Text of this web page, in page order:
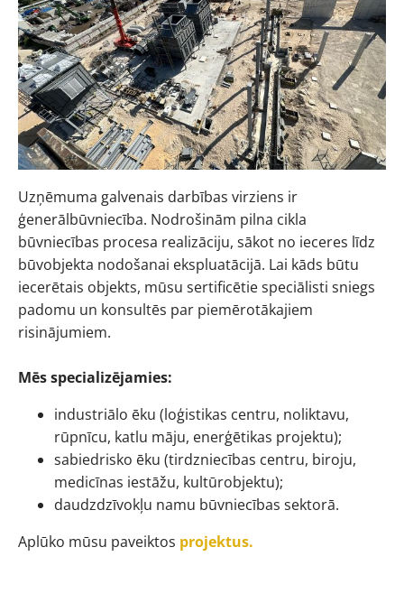
Uzņēmuma galvenais darbības virziens ir
ģenerālbūvniecība. Nodrošinām pilna cikla
būvniecības procesa realizāciju, sākot no ieceres līdz
būvobjekta nodošanai ekspluatācijā. Lai kāds būtu
iecerētais objekts, mūsu sertificētie speciālisti sniegs
padomu un konsultēs par piemērotākajiem
risinājumiem.
Mēs specializējamies:
industriālo ēku (loģistikas centru, noliktavu,
rūpnīcu, katlu māju, enerģētikas projektu);
sabiedrisko ēku (tirdzniecības centru, biroju,
medicīnas iestāžu, kultūrobjektu);
daudzdzīvokļu namu būvniecības sektorā.
Aplūko mūsu paveiktos projektus.